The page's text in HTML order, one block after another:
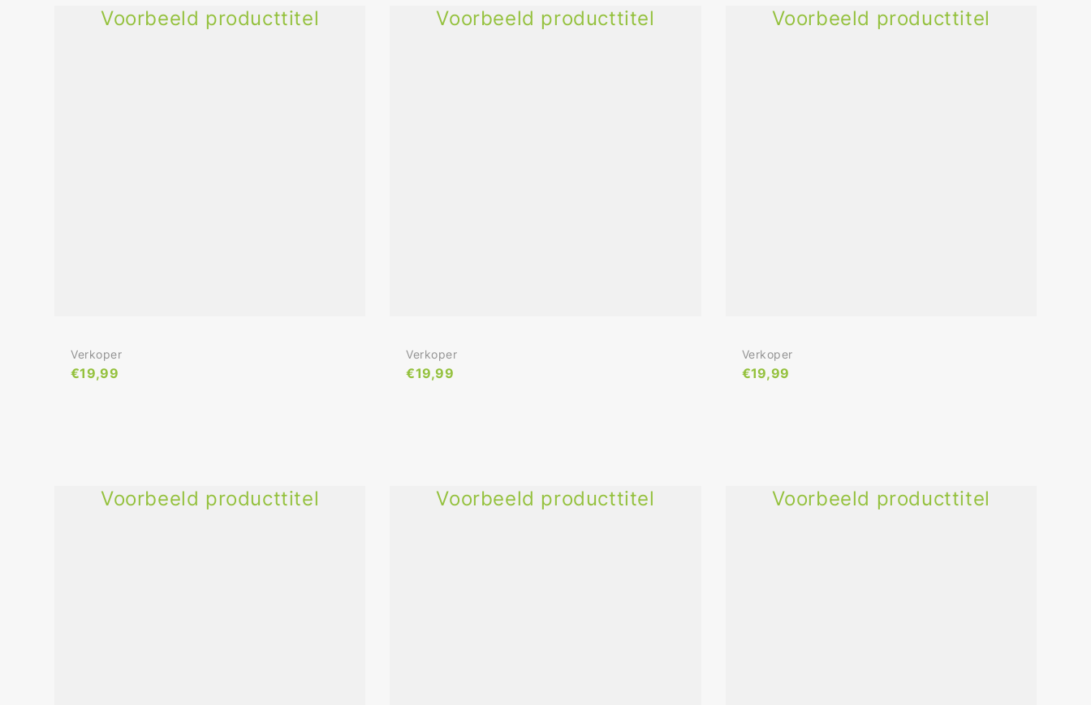
VoorbeeldVoorbeeld producttitel
Verkoper:
Verkoper
Normale
€19,99
VoorbeeldVoorbeeld producttitel
Verkoper:
Verkoper
Normale
€19,99
VoorbeeldVoorbeeld producttitel
Verkoper:
Verkoper
Normale
€19,99
VoorbeeldVoorbeeld producttitel
VoorbeeldVoorbeeld producttitel
VoorbeeldVoorbeeld producttitel